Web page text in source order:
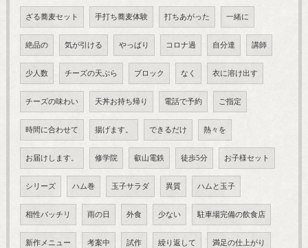
ざる蕎麦セット 手打ち蕎麦体験 打ちあがった 一緒に
絶品の 気が引ける やっぱり コロナ過 自分達 講師
少人数 チーズの天ぷら ブロック なく 衣に溶け出す
チーズの味わい 天丼お持ち帰り 電話で予約 ご指定
時間に合わせて 揚げます。 できるだけ 熱々を
お届けします。 修学院 叡山電鉄 徒歩5分 お子様セット
シリーズ ハム巻 玉子サラダ 異質 ハムと玉子
相性バッチリ 雨の日 外食 少ない 駐車場完備の飲食店
新作メニュー 考案中 試作 繰り返して 満足の仕上がり